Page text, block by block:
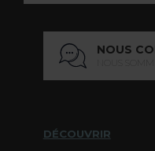
NOUS
DÉCOUVRIR